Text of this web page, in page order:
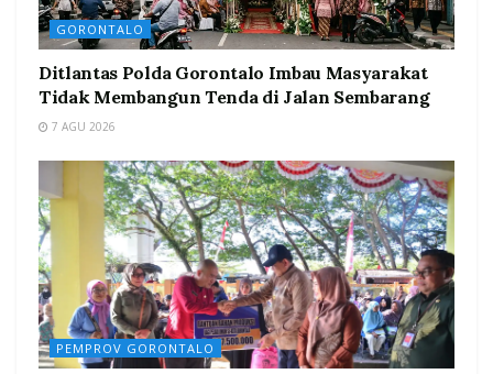
GORONTALO
Ditlantas Polda Gorontalo Imbau Masyarakat
Tidak Membangun Tenda di Jalan Sembarang
7 AGU 2026
PEMPROV GORONTALO